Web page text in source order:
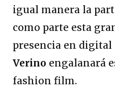
igual manera la
como parte esta
presencia en
Verino engalanará
fashion film.